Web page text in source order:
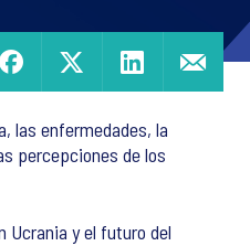
las enfermedades, la
percepciones de los
Ucrania y el futuro del